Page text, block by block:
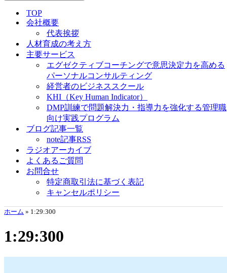
TOP
会社概要
代表挨拶
人材育成の考え方
主要サービス
エグゼクティブコーチングで意思決定力を高める
パーソナルコンサルティング
経営者のビジネススクール
KHI（Key Human Indicator）
DMP訓練で問題解決力・指導力を強化する管理職
向け実践プログラム
ブログ記事一覧
note記事RSS
ラジオアーカイブ
よくあるご質問
お問合せ
特定商取引法に基づく表記
キャンセルポリシー
ホーム » 1:29:300
1:29:300